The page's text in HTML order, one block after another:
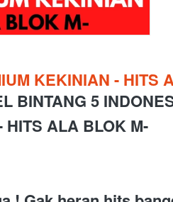
KEKINIAN - HITS
BINTANG 5
HITS ALA BLOK M-